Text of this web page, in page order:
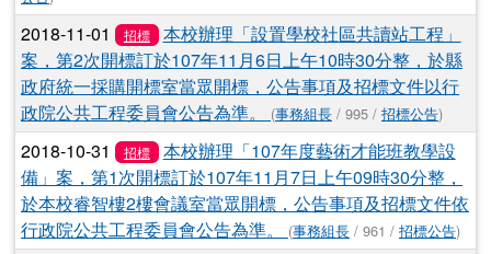
2018-11-01 招標
本校辦理「設置學校社區共讀站工程」
案，第2次開標訂於107年11月6日上午10時30分整，於縣
政府統一採購開標室當眾開標，公告事項及招標文件以行
政院公共工程委員會公告為準。
(事務組長 / 995 / 招標公告)
2018-10-31 招標
本校辦理「107年度藝術才能班教學設
備」案，第1次開標訂於107年11月7日上午09時30分整，
於本校睿智樓2樓會議室當眾開標，公告事項及招標文件依
行政院公共工程委員會公告為準。
(事務組長 / 961 / 招標公告)